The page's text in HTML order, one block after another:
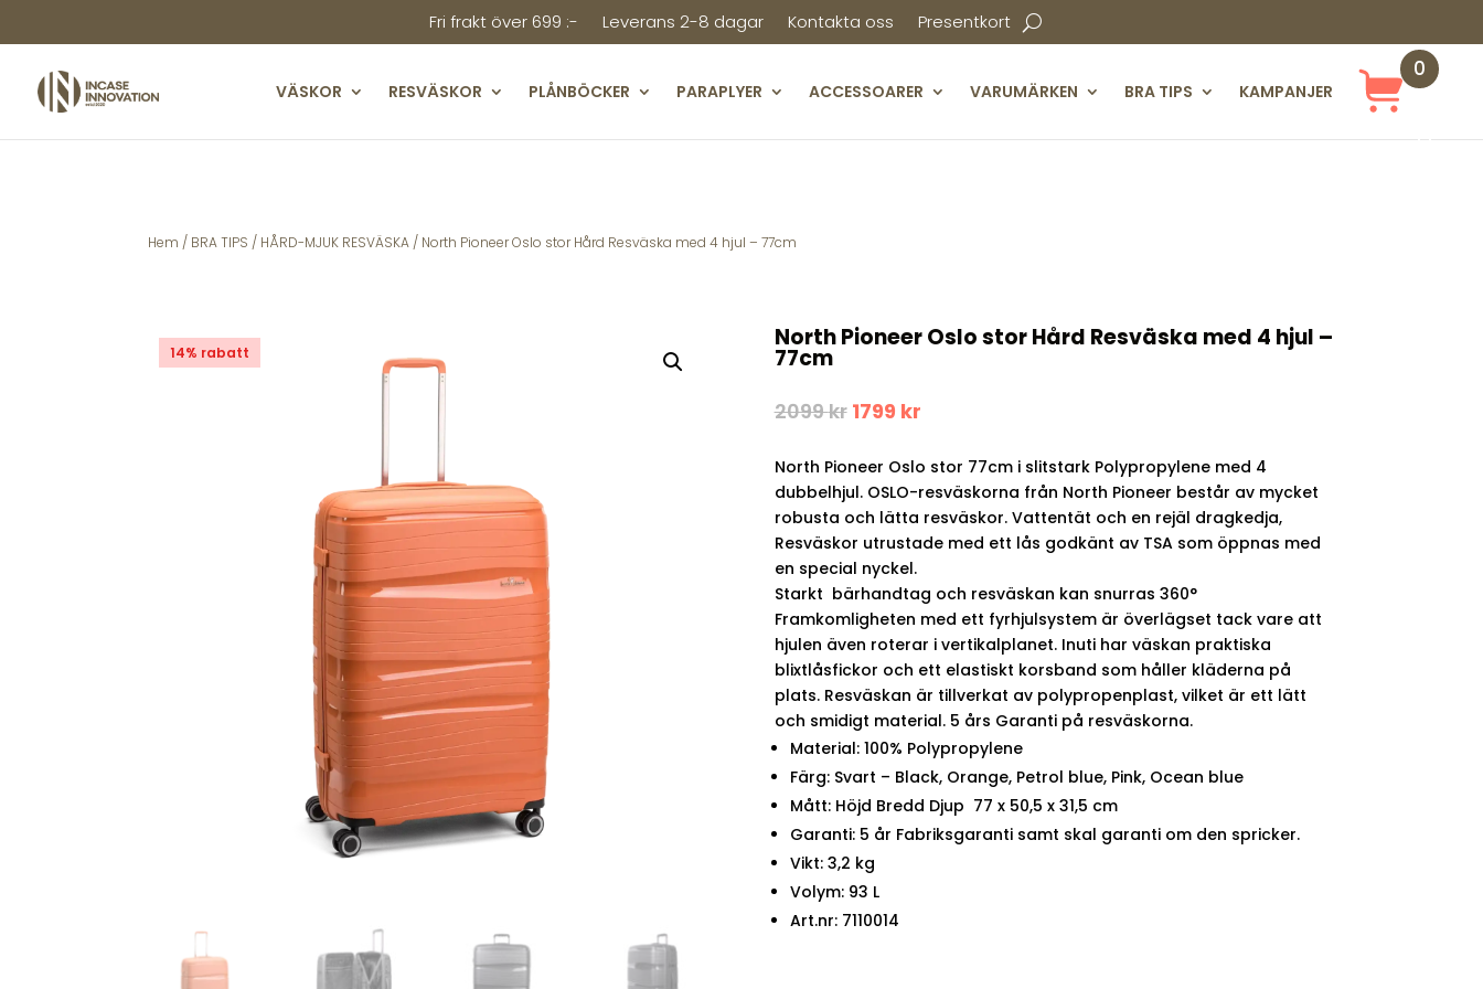
Fri frakt över 699 :- Leverans 2-8 dagar Kontakta oss Presentkort
VÄSKOR RESVÄSKOR PLÅNBÖCKER PARAPLYER ACCESSOARER VARUMÄRKEN BRA TIPS KAMPANJER
0
ekt
Hem / BRA TIPS / HÅRD-MJUK RESVÄSKA / North Pioneer Oslo stor Hård Resväska med 4 hjul – 77cm
14% rabatt
North Pioneer Oslo stor Hård Resväska med 4 hjul –
77cm
2099kr Det
var:
2099 kr.
1799 krDet
är:
1799 kr.
North Pioneer Oslo stor 77cm i slitstark Polypropylene med 4
dubbelhjul. OSLO-resväskorna från North Pioneer består av mycket
robusta och lätta resväskor. Vattentät och en rejäl dragkedja,
Resväskor utrustade med ett lås godkänt av TSA som öppnas med
en special nyckel.
Starkt bärhandtag och resväskan kan snurras 360°
Framkomligheten med ett fyrhjulsystem är överlägset tack vare att
hjulen även roterar i vertikalplanet. Inuti har väskan praktiska
blixtlåsfickor och ett elastiskt korsband som håller kläderna på
plats. Resväskan är tillverkat av polypropenplast, vilket är ett lätt
och smidigt material. 5 års Garanti på resväskorna.
Material: 100% Polypropylene
Färg: Svart – Black, Orange, Petrol blue, Pink, Ocean blue
Mått: Höjd Bredd Djup 77 x 50,5 x 31,5 cm
Garanti: 5 år Fabriksgaranti samt skal garanti om den spricker.
Vikt: 3,2 kg
Volym: 93 L
Art.nr: 7110014